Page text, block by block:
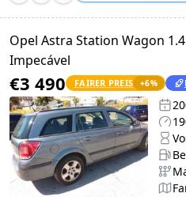
Opel Astra Station Wagon
Impecável
€3 490 FAIRER PREIS +6%